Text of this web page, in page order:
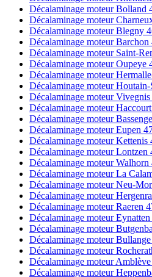
Décalaminage moteur Bolland
Décalaminage moteur
Décalaminage moteur Blegny
Décalaminage moteur Barchon
Décalaminage moteur Saint-
Décalaminage moteur Oupeye
Décalaminage moteur
Décalaminage moteur
Décalaminage moteur
Décalaminage moteur
Décalaminage moteur
Décalaminage moteur Eupen
Décalaminage moteur Kettenis
Décalaminage moteur Lontzen
Décalaminage moteur Walhorn
Décalaminage moteur La
Décalaminage moteur Neu-
Décalaminage moteur
Décalaminage moteur Raeren
Décalaminage moteur Eynatten
Décalaminage moteur
Décalaminage moteur
Décalaminage moteur
Décalaminage moteur
Décalaminage moteur